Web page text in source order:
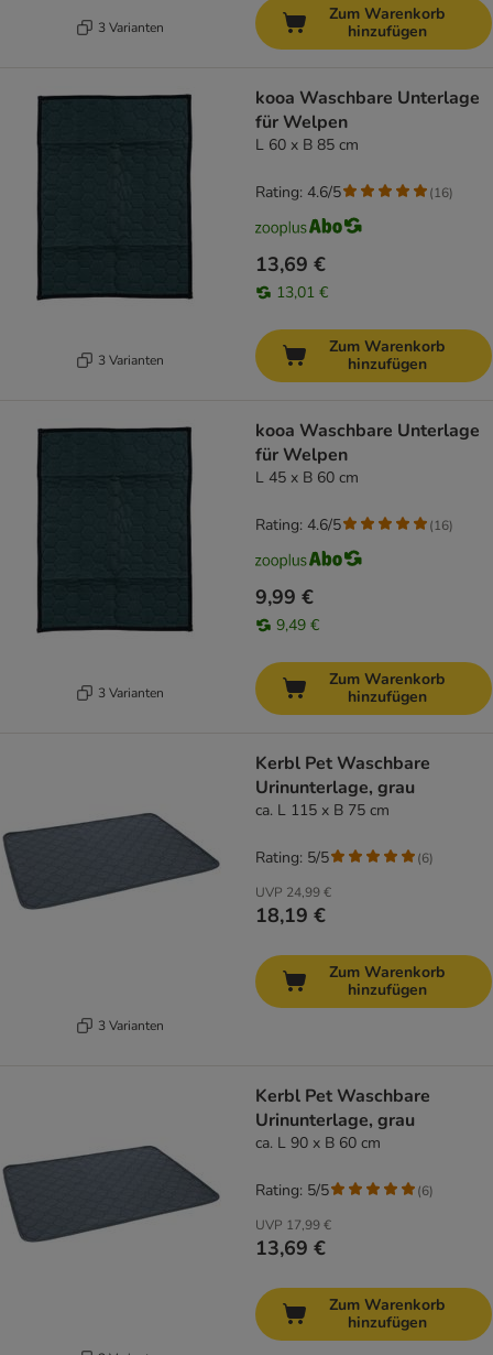
3 Varianten
Zum Warenkorb
hinzufügen
3 Varianten
kooa Waschbare Unterlage
für Welpen
L 60 x B 85 cm
13,69 €
13,01 €
Rating: 4.6/5 (16)
Zum Warenkorb
hinzufügen
3 Varianten
kooa Waschbare Unterlage
für Welpen
L 45 x B 60 cm
9,99 €
9,49 €
Rating: 4.6/5 (16)
Zum Warenkorb
hinzufügen
3 Varianten
Kerbl Pet Waschbare
Urinunterlage, grau
ca. L 115 x B 75 cm
UVP 24,99 €
18,19 €
Rating: 5/5 (6)
Zum Warenkorb
hinzufügen
Kerbl Pet Waschbare
Urinunterlage, grau
ca. L 90 x B 60 cm
UVP 17,99 €
13,69 €
Rating: 5/5 (6)
Zum Warenkorb
hinzufügen